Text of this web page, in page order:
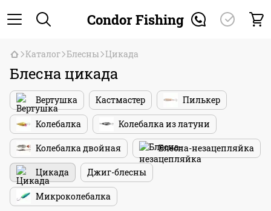
Condor Fishing
Каталог Блесны Цикада
Блесна цикада
Вертушка Кастмастер Пилькер
Колебалка Колебалка из латуни
Колебалка двойная Блесна-незацепляйка
Цикада Джиг-блесны
Микроколебалка